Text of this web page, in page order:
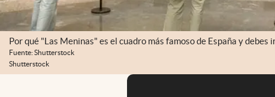
Por qué "Las Meninas" es el cuadro más famoso de España y debes
Fuente: Shutterstock
Shutterstock